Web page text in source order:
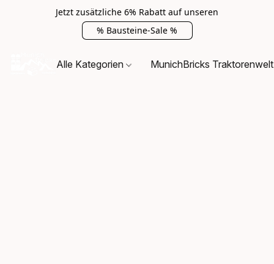
Jetzt zusätzliche 6% Rabatt auf unseren
% Bausteine-Sale %
Alle Kategorien MunichBricks Traktorenwelt